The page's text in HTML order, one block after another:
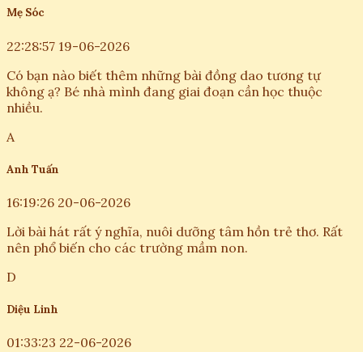
Mẹ Sóc
22:28:57 19-06-2026
Có bạn nào biết thêm những bài đồng dao tương tự
không ạ? Bé nhà mình đang giai đoạn cần học thuộc
nhiều.
A
Anh Tuấn
16:19:26 20-06-2026
Lời bài hát rất ý nghĩa, nuôi dưỡng tâm hồn trẻ thơ. Rất
nên phổ biến cho các trường mầm non.
D
Diệu Linh
01:33:23 22-06-2026